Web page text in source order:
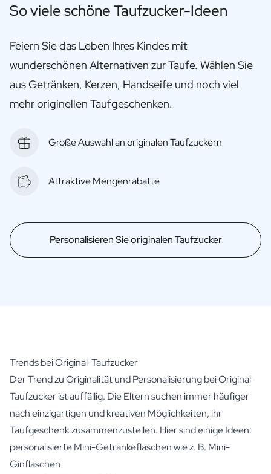
So viele schöne Taufzucker-Ideen
Feiern Sie das Leben Ihres Kindes mit
wunderschönen Alternativen zur Taufe. Wählen Sie
aus Getränken, Kerzen, Handseife und noch viel
mehr originellen Taufgeschenken.
Große Auswahl an originalen Taufzuckern
Attraktive Mengenrabatte
Personalisieren Sie originalen Taufzucker
Trends bei Original-Taufzucker
Der Trend zu Originalität und Personalisierung bei Original-
Taufzucker ist auffällig. Die Eltern suchen immer häufiger
nach einzigartigen und kreativen Möglichkeiten, ihr
Taufgeschenk zusammenzustellen. Hier sind einige Ideen:
personalisierte Mini-Getränkeflaschen wie z. B. Mini-
Ginflaschen